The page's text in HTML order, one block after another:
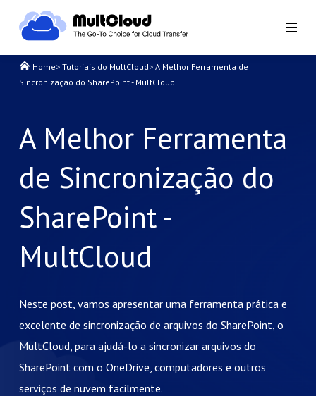
Home> Tutoriais do MultCloud> A Melhor Ferramenta de
Sincronização do SharePoint - MultCloud
A Melhor Ferramenta
de Sincronização do
SharePoint -
MultCloud
Neste post, vamos apresentar uma ferramenta prática e
excelente de sincronização de arquivos do SharePoint, o
MultCloud, para ajudá-lo a sincronizar arquivos do
SharePoint com o OneDrive, computadores e outros
serviços de nuvem facilmente.